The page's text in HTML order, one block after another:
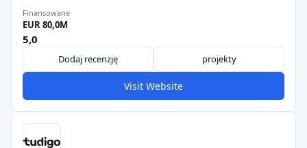
Finansowane
EUR 80,0M
5,0
Dodaj recenzję projekty
Visit Website